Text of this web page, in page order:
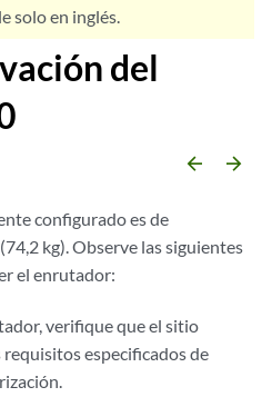
solo en inglés.
del
arrow_backward arrow_forward
configurado es de
kg). Observe las siguientes
el enrutador:
verifique que el sitio
especificados de